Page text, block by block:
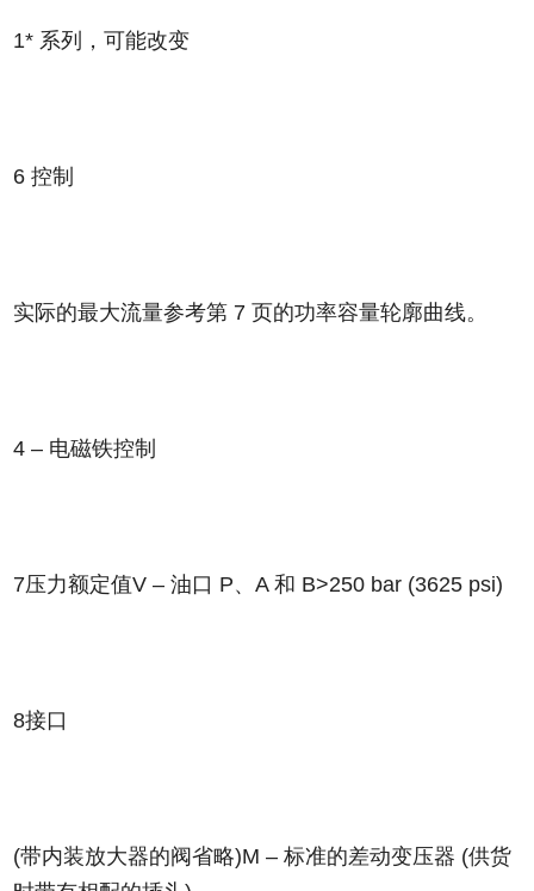
1* 系列，可能改变
6 控制
实际的最大流量参考第 7 页的功率容量轮廓曲线。
4 – 电磁铁控制
7压力额定值V – 油口 P、A 和 B>250 bar (3625 psi)
8接口
(带内装放大器的阀省略)M – 标准的差动变压器 (供货